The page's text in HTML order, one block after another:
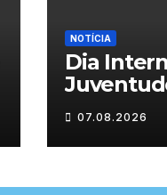
NOTÍCIA
Dia
celebrado
Chaves
07.08.2026